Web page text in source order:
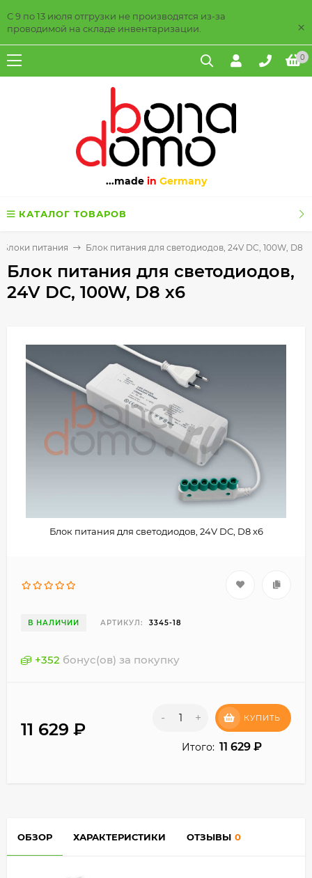
С 9 по 13 июля отгрузки не производятся из-за
проводимой на складе инвентаризации.
×
0
...made in Germany
КАТАЛОГ ТОВАРОВ
Блоки питания Блок питания для светодиодов, 24V DC, 100W, D8
Блок питания для светодиодов,
24V DC, 100W, D8 x6
Блок питания для светодиодов, 24V DC, D8 x6
В НАЛИЧИИ АРТИКУЛ: 3345-18
+352 бонус(ов) за покупку
11 629 ₽
- + КУПИТЬ
Итого: 11 629 ₽
ОБЗОР ХАРАКТЕРИСТИКИ ОТЗЫВЫ 0